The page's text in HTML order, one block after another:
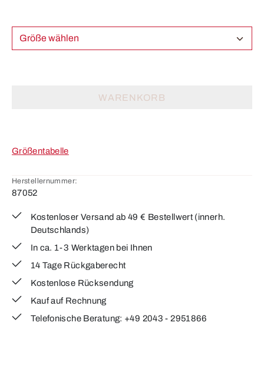
Größe wählen
WARENKORB
Größentabelle
Herstellernummer:
87052
Kostenloser Versand ab 49 € Bestellwert (innerh.
Deutschlands)
In ca. 1-3 Werktagen bei Ihnen
14 Tage Rückgaberecht
Kostenlose Rücksendung
Kauf auf Rechnung
Telefonische Beratung: +49 2043 - 2951866